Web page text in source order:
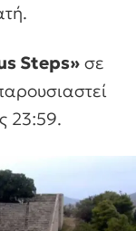
Steps» σε
23:59.